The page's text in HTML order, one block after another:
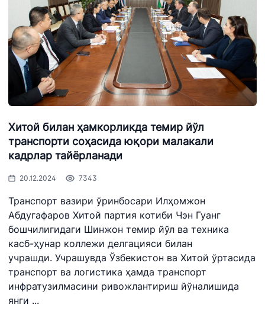
Хитой билан ҳамкорликда темир йўл
транспорти соҳасида юқори малакали
кадрлар тайёрланади
20.12.2024 7343
Транспорт вазири ўринбосари Илҳомжон
Абдугафаров Хитой партия котиби Чэн Гуанг
бошчилигидаги Шинжон темир йўл ва техника
касб-ҳунар коллежи делгацияси билан
учрашди. Учрашувда Ўзбекистон ва Хитой ўртасида
транспорт ва логистика ҳамда транспорт
инфратузилмасини ривожлантириш йўналишида
янги ...